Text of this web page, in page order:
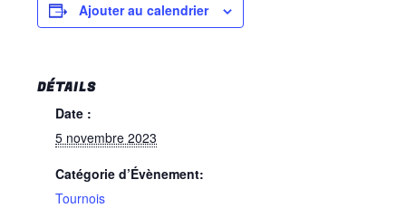
Ajouter au calendrier
DÉTAILS
Date :
5 novembre 2023
Catégorie d’Évènement:
Tournois